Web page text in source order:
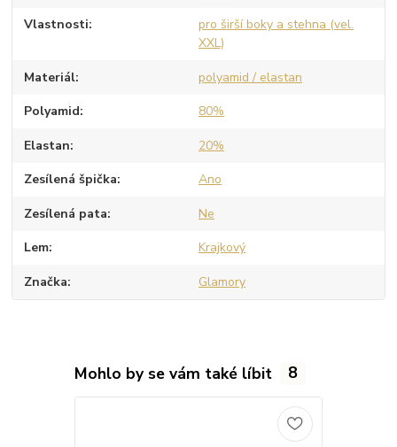
Vlastnosti
pro širší boky a stehna (vel.
XXL)
Materiál polyamid / elastan
Polyamid 80%
Elastan 20%
Zesílená špička Ano
Zesílená pata Ne
Lem Krajkový
Značka Glamory
Mohlo by se vám také líbit 8